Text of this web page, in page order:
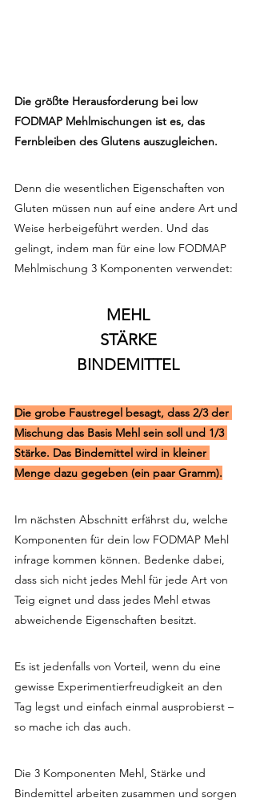
Die größte Herausforderung bei low
FODMAP Mehlmischungen ist es, das
Fernbleiben des Glutens auszugleichen.
Denn die wesentlichen Eigenschaften von
Gluten müssen nun auf eine andere Art und
Weise herbeigeführt werden. Und das
gelingt, indem man für eine low FODMAP
Mehlmischung 3 Komponenten verwendet:
MEHL
STÄRKE
BINDEMITTEL
Die grobe Faustregel besagt, dass 2/3 der
Mischung das Basis Mehl sein soll und 1/3
Stärke. Das Bindemittel wird in kleiner
Menge dazu gegeben (ein paar Gramm).
Im nächsten Abschnitt erfährst du, welche
Komponenten für dein low FODMAP Mehl
infrage kommen können. Bedenke dabei,
dass sich nicht jedes Mehl für jede Art von
Teig eignet und dass jedes Mehl etwas
abweichende Eigenschaften besitzt.
Es ist jedenfalls von Vorteil, wenn du eine
gewisse Experimentierfreudigkeit an den
Tag legst und einfach einmal ausprobierst –
so mache ich das auch.
Die 3 Komponenten Mehl, Stärke und
Bindemittel arbeiten zusammen und sorgen